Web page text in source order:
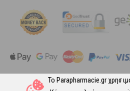
Το Parapharmacie.gr
Ακολουθήστε μας στα Social